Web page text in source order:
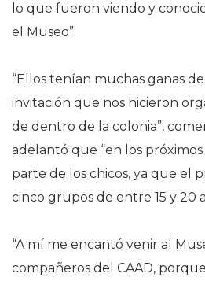
lo que fueron viendo y
el Museo”.
“Ellos tenían muchas ganas
invitación que nos hicieron
de dentro de la colonia”,
adelantó que “en los
parte de los chicos, ya que el
cinco grupos de entre 15 y 20
“A mí me encantó venir al
compañeros del CAAD,